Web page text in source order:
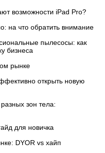
возможности iPad Pro?
на что обратить внимание
пылесосы: как
бизнеса
рынке
открыть новую
зон тела:
для новичка
DYOR vs хайп